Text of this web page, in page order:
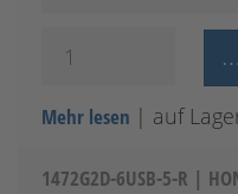
Mehr lesen | auf
1472G2D-6USB-5-R |